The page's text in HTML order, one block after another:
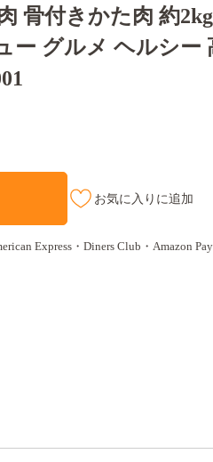
骨付きかた肉 約
ー グルメ ヘルシー
お気に入りに追加
Express・Diners Club・Amazon